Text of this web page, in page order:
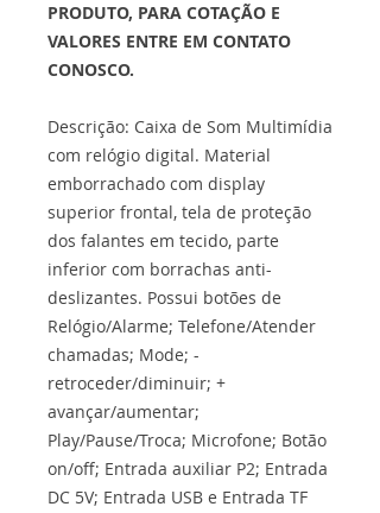
PRODUTO, PARA COTAÇÃO E
VALORES ENTRE EM CONTATO
CONOSCO.
Descrição: Caixa de Som Multimídia
com relógio digital. Material
emborrachado com display
superior frontal, tela de proteção
dos falantes em tecido, parte
inferior com borrachas anti-
deslizantes. Possui botões de
Relógio/Alarme; Telefone/Atender
chamadas; Mode; -
retroceder/diminuir; +
avançar/aumentar;
Play/Pause/Troca; Microfone; Botão
on/off; Entrada auxiliar P2; Entrada
DC 5V; Entrada USB e Entrada TF